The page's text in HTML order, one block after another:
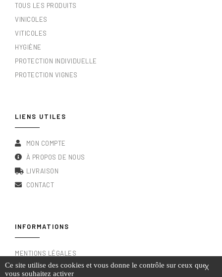
TOUS LES PRODUITS
VINICOLES
VITICOLES
HYGIÈNE
PROTECTION INDIVIDUELLE
PROTECTION VIGNES
LIENS UTILES
MON COMPTE
À PROPOS DE NOUS
LIVRAISON
CONTACT
INFORMATIONS
MENTIONS LÉGALES
CONDITIONS GÉNÉRALES DE VENTE
X
Ce site utilise des cookies et vous donne le contrôle sur ceux que
vous souhaitez activer